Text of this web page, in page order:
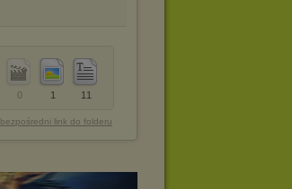
11
1
0
bezpośredni link do folderu